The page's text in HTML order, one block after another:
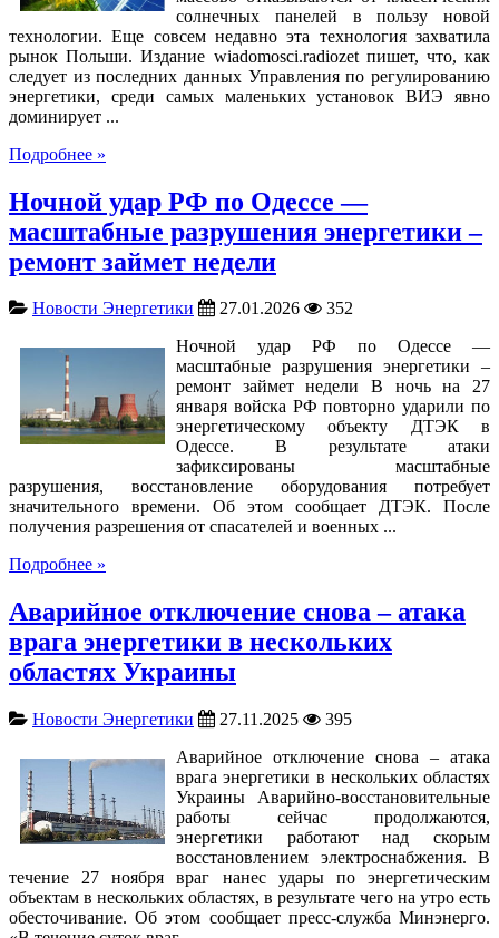
солнечных панелей в пользу новой
технологии. Еще совсем недавно эта технология захватила
рынок Польши. Издание wiadomosci.radiozet пишет, что, как
следует из последних данных Управления по регулированию
энергетики, среди самых маленьких установок ВИЭ явно
доминирует ...
Подробнее »
Ночной удар РФ по Одессе —
масштабные разрушения энергетики –
ремонт займет недели
Новости Энергетики 27.01.2026
352
Ночной удар РФ по Одессе —
масштабные разрушения энергетики –
ремонт займет недели В ночь на 27
января войска РФ повторно ударили по
энергетическому объекту ДТЭК в
Одессе. В результате атаки
зафиксированы масштабные
разрушения, восстановление оборудования потребует
значительного времени. Об этом сообщает ДТЭК. После
получения разрешения от спасателей и военных ...
Подробнее »
Аварийное отключение снова – атака
врага энергетики в нескольких
областях Украины
Новости Энергетики 27.11.2025
395
Аварийное отключение снова – атака
врага энергетики в нескольких областях
Украины Аварийно-восстановительные
работы сейчас продолжаются,
энергетики работают над скорым
восстановлением электроснабжения. В
течение 27 ноября враг нанес удары по энергетическим
объектам в нескольких областях, в результате чего на утро есть
обесточивание. Об этом сообщает пресс-служба Минэнерго.